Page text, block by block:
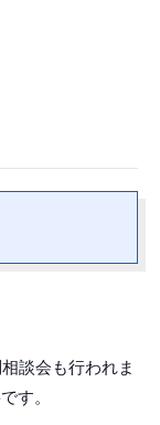
談会も行われま
す。